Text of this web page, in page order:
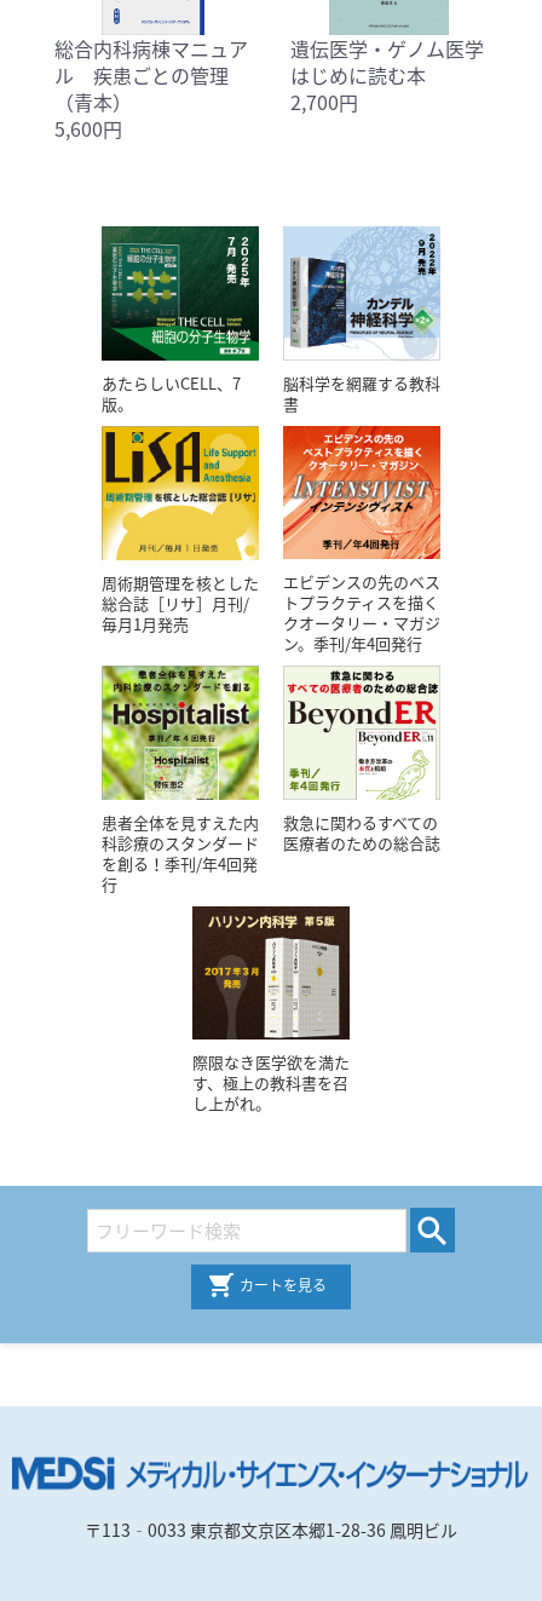
総合内科病棟マニュア
ル 疾患ごとの管理
（青本）
5,600円
遺伝医学・ゲノム医学
はじめに読む本
2,700円
あたらしいCELL、7
版。
脳科学を網羅する教科
書
周術期管理を核とした
総合誌［リサ］月刊/
毎月1月発売
エビデンスの先のベス
トプラクティスを描く
クオータリー・マガジ
ン。季刊/年4回発行
患者全体を見すえた内
科診療のスタンダード
を創る！季刊/年4回発
行
救急に関わるすべての
医療者のための総合誌
際限なき医学欲を満た
す、極上の教科書を召
し上がれ。
カートを見る
〒113‐0033 東京都文京区本郷1-28-36 鳳明ビル